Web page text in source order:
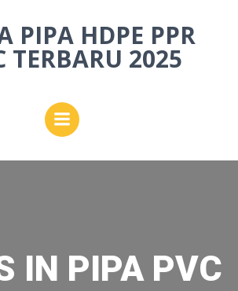
to
content
PIPA HDPE PPR
TERBARU 2025
IN PIPA PVC